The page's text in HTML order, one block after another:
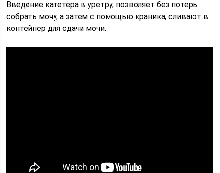
Введение катетера в уретру, позволяет без потерь
собрать мочу, а затем с помощью краника, сливают в
контейнер для сдачи мочи.